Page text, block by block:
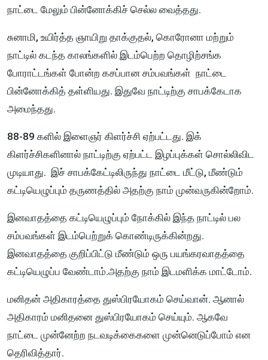
நாட்டை மேலும் பின்னோக்கிச் செல்ல வைத்தது.
சுனாமி, உயிர்த்த ஞாயிறு தாக்குதல், கொரோனா மற்றும்
நாட்டில் கடந்த காலங்களில் இடம்பெற்ற தொழிற்சங்க
போராட்டங்கள் போன்ற கசப்பான சம்பவங்கள் நாட்டை
பின்னோக்கித் தள்ளியது. இதுவே நாட்டிற்கு சாபக்கேடாக
அமைந்தது.
88-89 களில் இளைஞர் கிளர்ச்சி ஏற்பட்டது. இக்
கிளர்ச்சிகளினால் நாட்டிற்கு ஏற்பட்ட இழப்புக்கள் சொல்லிவிட
முடியாது. இச் சாபக்கேட்டிலிருந்து நாட்டை மீட்டு, மீண்டும்
கட்டியெழுப்பும் தருணத்தில் அதற்கு நாம் முன்வருகின்றோம்.
இனவாதத்தை கட்டியெழுப்பும் நோக்கில் இந்த நாட்டில் பல
சம்பவங்கள் இடம்பெற்றுக் கொண்டிருக்கின்றது.
இனவாதத்தை குறிப்பிட்டு மீண்டும் ஒரு பயங்கரவாதத்தை
கட்டியெழுப்ப வேண்டாம்.அதற்கு நாம் இடமளிக்க மாட்டோம்.
மனிதன் அதிகாரத்தை துஸ்பிரயோகம் செய்வான். ஆனால்
அதிகாரம் மனிதனை துஸ்பிரயோகம் செய்யும். ஆகவே
நாட்டை முன்னேற்ற நடவடிக்கைகளை முன்னெடுப்போம் என
தெரிவித்தார்.